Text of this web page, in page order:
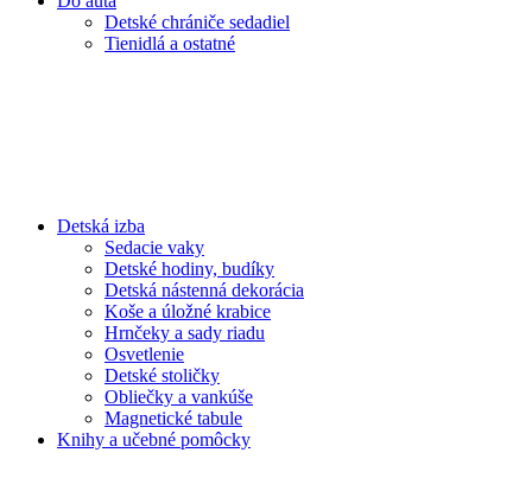
Detské chrániče sedadiel
Tienidlá a ostatné
Detská izba
Sedacie vaky
Detské hodiny, budíky
Detská nástenná dekorácia
Koše a úložné krabice
Hrnčeky a sady riadu
Osvetlenie
Detské stoličky
Obliečky a vankúše
Magnetické tabule
Knihy a učebné pomôcky